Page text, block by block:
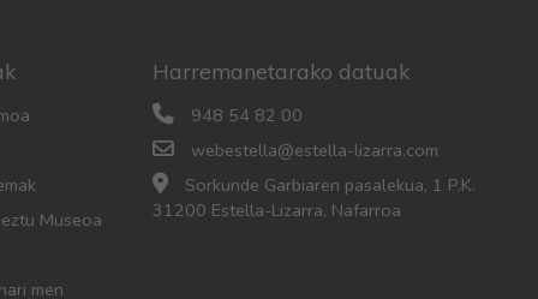
Museoa
men
Harremanetarako datuak
948 54 82 00
webestella@estella-lizarra.com
Sorkunde Garbiaren pasalekua, 1 P.K.
31200 Estella-Lizarra, Nafarroa